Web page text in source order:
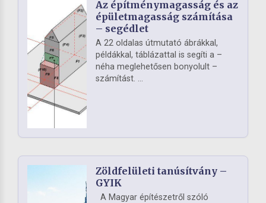
Az építménymagasság és az
épületmagasság számítása
– segédlet
A 22 oldalas útmutató ábrákkal,
példákkal, táblázattal is segíti a –
néha meglehetősen bonyolult –
számítást. ...
Zöldfelületi tanúsítvány –
GYIK
A Magyar építészetről szóló